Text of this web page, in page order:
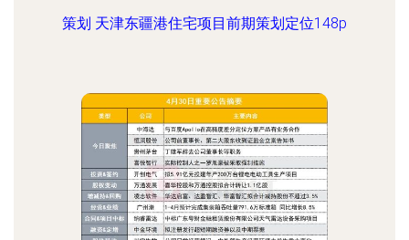
策划 天津东疆港住宅项目前期策划定位148p